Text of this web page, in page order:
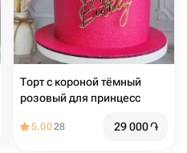
Торт с короной тёмный
розовый для принцесс
5.0028 29 000֏